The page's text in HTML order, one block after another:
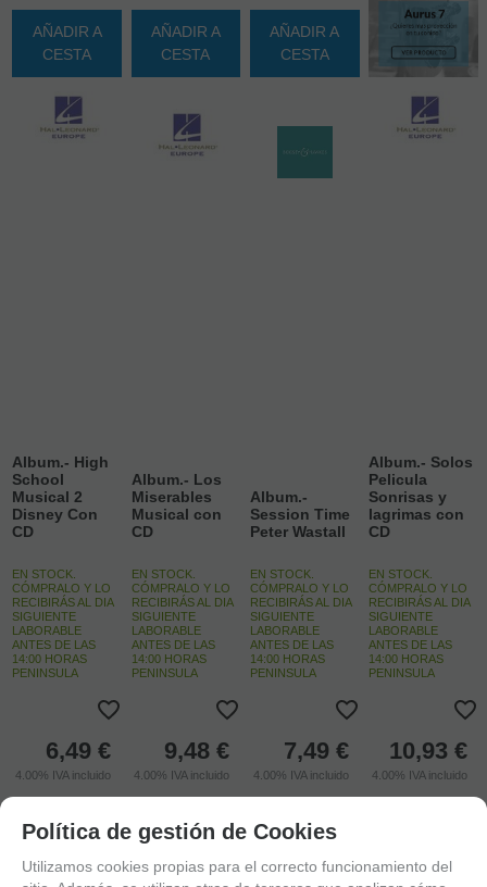
AÑADIR A
CESTA
AÑADIR A
CESTA
AÑADIR A
CESTA
Album.- High
School
Musical 2
Disney Con
CD
EN STOCK.
CÓMPRALO Y LO
RECIBIRÁS AL DIA
SIGUIENTE
LABORABLE
ANTES DE LAS
14:00 HORAS
PENINSULA
6,49 €
4.00% IVA incluido
Album.- Los
Miserables
Musical con
CD
EN STOCK.
CÓMPRALO Y LO
RECIBIRÁS AL DIA
SIGUIENTE
LABORABLE
ANTES DE LAS
14:00 HORAS
PENINSULA
9,48 €
4.00% IVA incluido
Album.-
Session Time
Peter Wastall
EN STOCK.
CÓMPRALO Y LO
RECIBIRÁS AL DIA
SIGUIENTE
LABORABLE
ANTES DE LAS
14:00 HORAS
PENINSULA
7,49 €
4.00% IVA incluido
Album.- Solos
Pelicula
Sonrisas y
lagrimas con
CD
EN STOCK.
CÓMPRALO Y LO
RECIBIRÁS AL DIA
SIGUIENTE
LABORABLE
ANTES DE LAS
14:00 HORAS
PENINSULA
10,93 €
4.00% IVA incluido
Política de gestión de Cookies
Utilizamos cookies propias para el correcto funcionamiento del